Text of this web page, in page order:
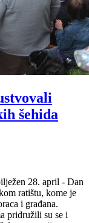
šehida
28. april - Dan
ratištu, kome je
i građana.
pridružili su se i